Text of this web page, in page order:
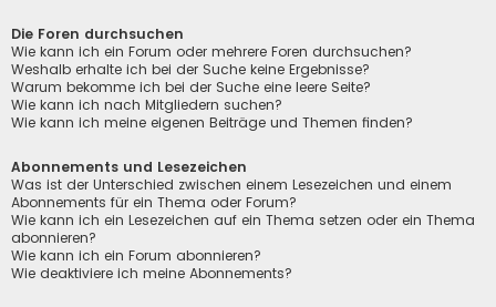
Die Foren durchsuchen
Wie kann ich ein Forum oder mehrere Foren durchsuchen?
Weshalb erhalte ich bei der Suche keine Ergebnisse?
Warum bekomme ich bei der Suche eine leere Seite?
Wie kann ich nach Mitgliedern suchen?
Wie kann ich meine eigenen Beiträge und Themen finden?
Abonnements und Lesezeichen
Was ist der Unterschied zwischen einem Lesezeichen und einem
Abonnements für ein Thema oder Forum?
Wie kann ich ein Lesezeichen auf ein Thema setzen oder ein Thema
abonnieren?
Wie kann ich ein Forum abonnieren?
Wie deaktiviere ich meine Abonnements?